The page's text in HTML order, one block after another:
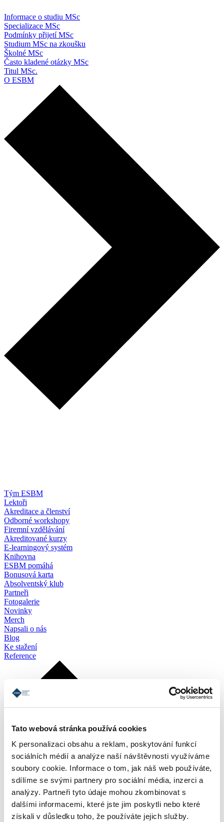
Tato webová stránka používá cookies
K personalizaci obsahu a reklam, poskytování funkcí
sociálních médií a analýze naší návštěvnosti využíváme
soubory cookie. Informace o tom, jak náš web používáte,
sdílíme se svými partnery pro sociální média, inzerci a
analýzy. Partneři tyto údaje mohou zkombinovat s
dalšími informacemi, které jste jim poskytli nebo které
získali v důsledku toho, že používáte jejich služby.
Informace o studiu MSc
Specializace MSc
Podmínky přijetí MSc
Studium MSc na zkoušku
Školné MSc
Často kladené otázky MSc
Titul MSc.
O ESBM
Tým ESBM
Lektoři
Akreditace a členství
Odborné workshopy
Firemní vzdělávání
Akreditované kurzy
E-learningový systém
Knihovna
ESBM pomáhá
Bonusová karta
Absolventský klub
Partneři
Fotogalerie
Novinky
Merch
Napsali o nás
Blog
Ke stažení
Reference